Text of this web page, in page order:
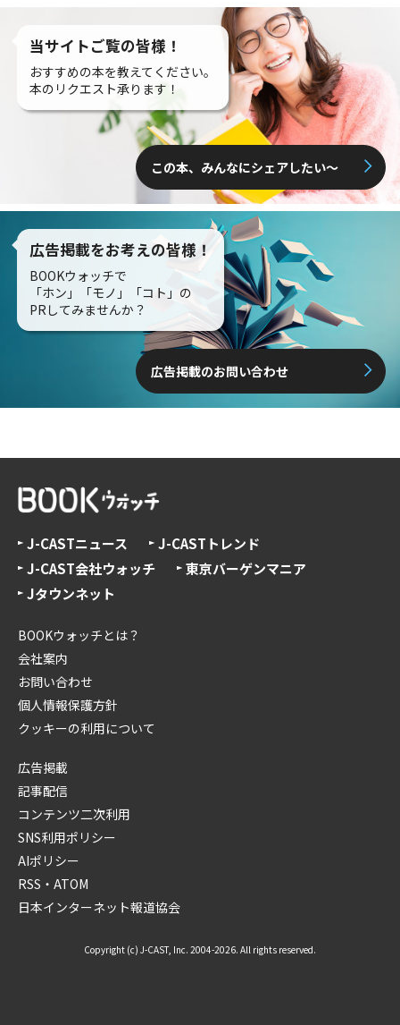
当サイトご覧の皆様！
おすすめの本を教えてください。
本のリクエスト承ります！
この本、みんなにシェアしたい〜
広告掲載をお考えの皆様！
BOOKウォッチで
「ホン」「モノ」「コト」の
PRしてみませんか？
広告掲載のお問い合わせ
J-CASTニュース
J-CASTトレンド
J-CAST会社ウォッチ
東京バーゲンマニア
Jタウンネット
BOOKウォッチとは？
会社案内
お問い合わせ
個人情報保護方針
クッキーの利用について
広告掲載
記事配信
コンテンツ二次利用
SNS利用ポリシー
AIポリシー
RSS・ATOM
日本インターネット報道協会
Copyright (c) J-CAST, Inc. 2004-2026. All rights reserved.